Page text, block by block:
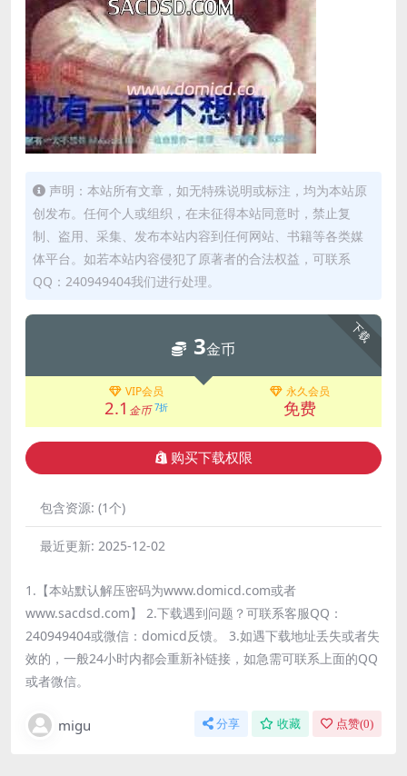
声明：本站所有文章，如无特殊说明或标注，均为本站原
创发布。任何个人或组织，在未征得本站同意时，禁止复
制、盗用、采集、发布本站内容到任何网站、书籍等各类媒
体平台。如若本站内容侵犯了原著者的合法权益，可联系
QQ：240949404我们进行处理。
下载
3金币
VIP会员
2.1 金币 7折
永久会员
免费
购买下载权限
包含资源: (1个)
最近更新: 2025-12-02
1.【本站默认解压密码为www.domicd.com或者
www.sacdsd.com】 2.下载遇到问题？可联系客服QQ：
240949404或微信：domicd反馈。 3.如遇下载地址丢失或者失
效的，一般24小时内都会重新补链接，如急需可联系上面的QQ
或者微信。
migu 分享 收藏 点赞(0)